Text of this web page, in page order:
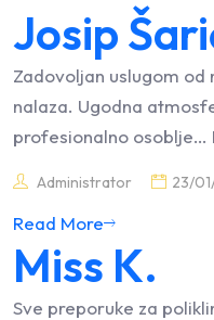
Josip
Zadovoljan uslugom
nalaza. Ugodna
profesionalno osoblje…
Administrator 23/
Read More
Miss K.
Sve preporuke za